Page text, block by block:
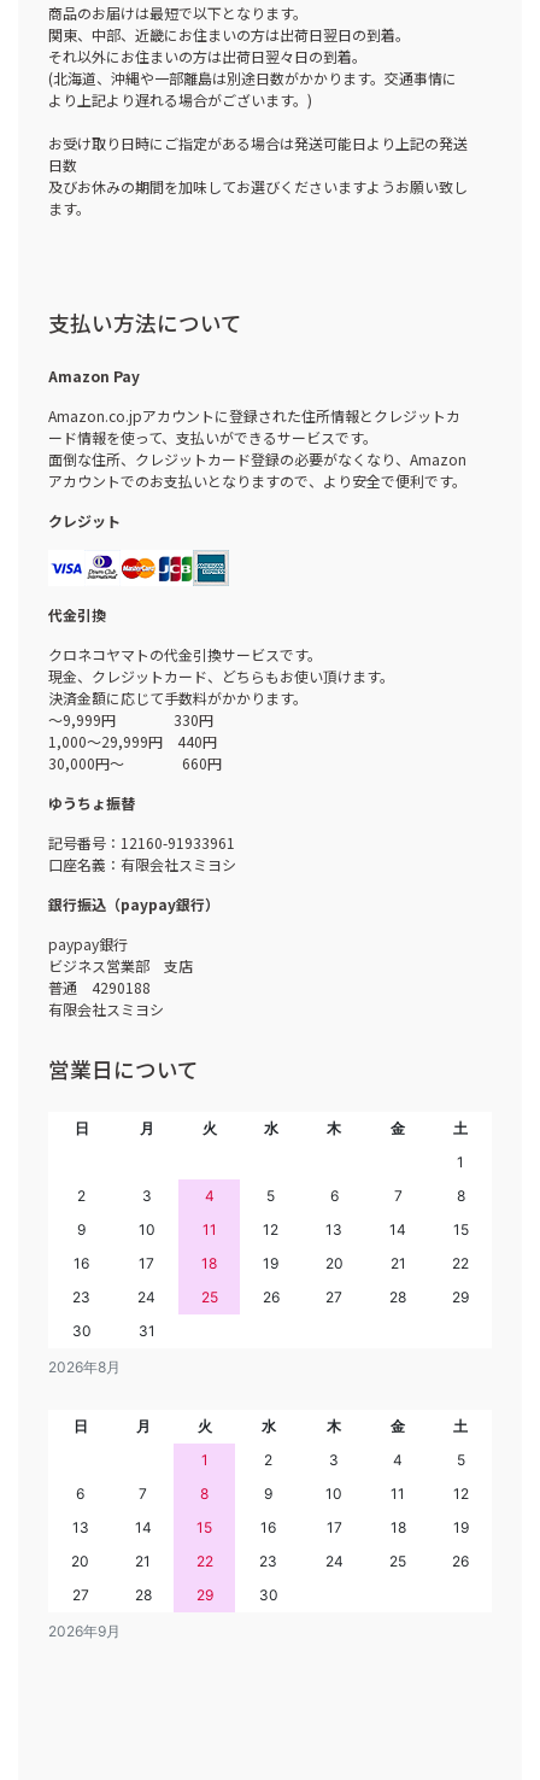
商品のお届けは最短で以下となります。
関東、中部、近畿にお住まいの方は出荷日翌日の到着。
それ以外にお住まいの方は出荷日翌々日の到着。
(北海道、沖縄や一部離島は別途日数がかかります。交通事情に
より上記より遅れる場合がございます。)
お受け取り日時にご指定がある場合は発送可能日より上記の発送
日数
及びお休みの期間を加味してお選びくださいますようお願い致し
ます。
支払い方法について
Amazon Pay
Amazon.co.jpアカウントに登録された住所情報とクレジットカ
ード情報を使って、支払いができるサービスです。
面倒な住所、クレジットカード登録の必要がなくなり、Amazon
アカウントでのお支払いとなりますので、より安全で便利です。
クレジット
代金引換
クロネコヤマトの代金引換サービスです。
現金、クレジットカード、どちらもお使い頂けます。
決済金額に応じて手数料がかかります。
～9,999円 330円
1,000～29,999円 440円
30,000円～ 660円
ゆうちょ振替
記号番号：12160-91933961
口座名義：有限会社スミヨシ
銀行振込（paypay銀行）
paypay銀行
ビジネス営業部 支店
普通 4290188
有限会社スミヨシ
営業日について
2026年8月
日 月 火 水 木 金
土
1
2
3 4 5 6 7
8
9
10 11 12 13 14
15
16
17 18 19 20 21
22
23
24 25 26 27 28
29
30
31
2026年9月
日 月 火 水 木 金
土
1
2 3 4
5
6
7 8 9 10 11
12
13
14 15 16 17 18
19
20
21 22 23 24 25
26
27
28 29 30